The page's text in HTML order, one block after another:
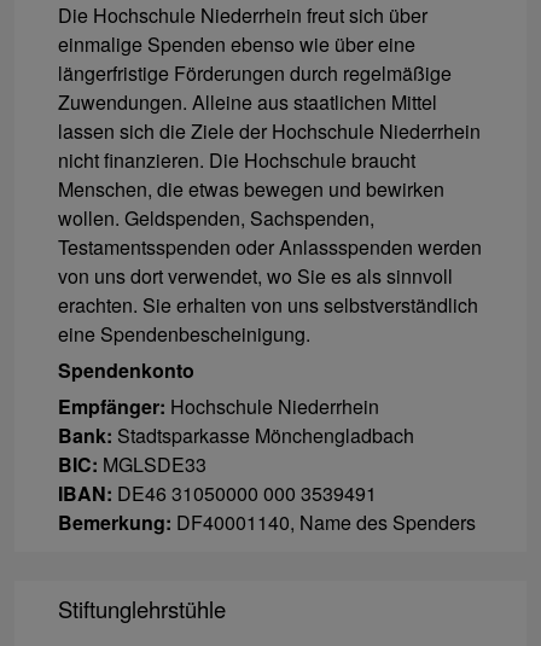
Die Hochschule Niederrhein freut sich über
einmalige Spenden ebenso wie über eine
längerfristige Förderungen durch regelmäßige
Zuwendungen. Alleine aus staatlichen Mittel
lassen sich die Ziele der Hochschule Niederrhein
nicht finanzieren. Die Hochschule braucht
Menschen, die etwas bewegen und bewirken
wollen. Geldspenden, Sachspenden,
Testamentsspenden oder Anlassspenden werden
von uns dort verwendet, wo Sie es als sinnvoll
erachten. Sie erhalten von uns selbstverständlich
eine Spendenbescheinigung.
Spendenkonto
Empfänger: Hochschule Niederrhein
Bank: Stadtsparkasse Mönchengladbach
BIC: MGLSDE33
IBAN: DE46 31050000 000 3539491
Bemerkung: DF40001140, Name des Spenders
Stiftunglehrstühle